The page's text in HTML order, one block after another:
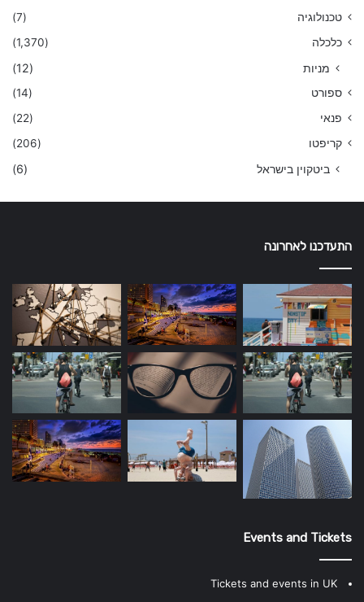
טכנולוגיה
(7)
כלכלה
(1,370)
מניות (12)
ספורט
(14)
פנאי
(22)
קריפטו
(206)
ביטקוין בישראל (6)
התעדכנו לאחרונה
Events and Tickets
Tickets and events in UK